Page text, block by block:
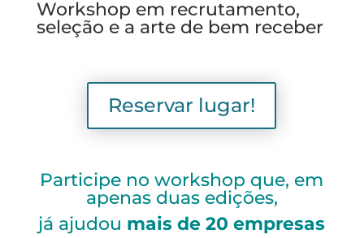
Workshop em recrutamento,
seleção e a arte de bem receber
Reservar lugar!
Participe no workshop que, em
apenas duas edições,
já ajudou mais de 20 empresas